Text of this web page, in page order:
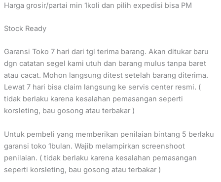
Harga grosir/partai min 1koli dan pilih expedisi bisa PM
Stock Ready
Garansi Toko 7 hari dari tgl terima barang. Akan ditukar baru
dgn catatan segel kami utuh dan barang mulus tanpa baret
atau cacat. Mohon langsung ditest setelah barang diterima.
Lewat 7 hari bisa claim langsung ke servis center resmi. (
tidak berlaku karena kesalahan pemasangan seperti
korsleting, bau gosong atau terbakar )
Untuk pembeli yang memberikan penilaian bintang 5 berlaku
garansi toko 1bulan. Wajib melampirkan screenshoot
penilaian. ( tidak berlaku karena kesalahan pemasangan
seperti korsleting, bau gosong atau terbakar )